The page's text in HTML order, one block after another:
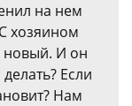
на нем
хозяином
новый. И он
Если
Нам